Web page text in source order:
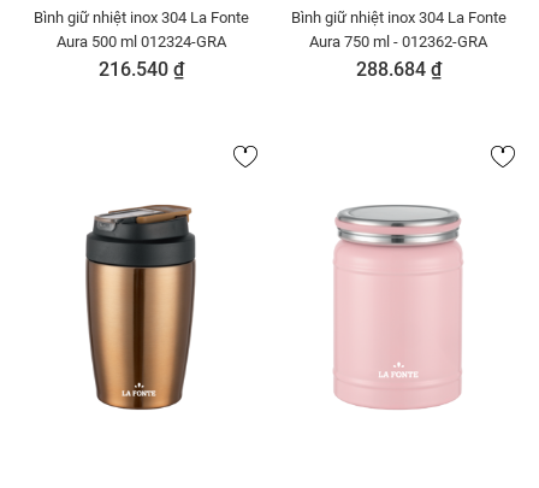
Bình giữ nhiệt inox 304 La Fonte
Aura 500 ml 012324-GRA
216.540 ₫
Bình giữ nhiệt inox 304 La Fonte
Aura 750 ml - 012362-GRA
288.684 ₫